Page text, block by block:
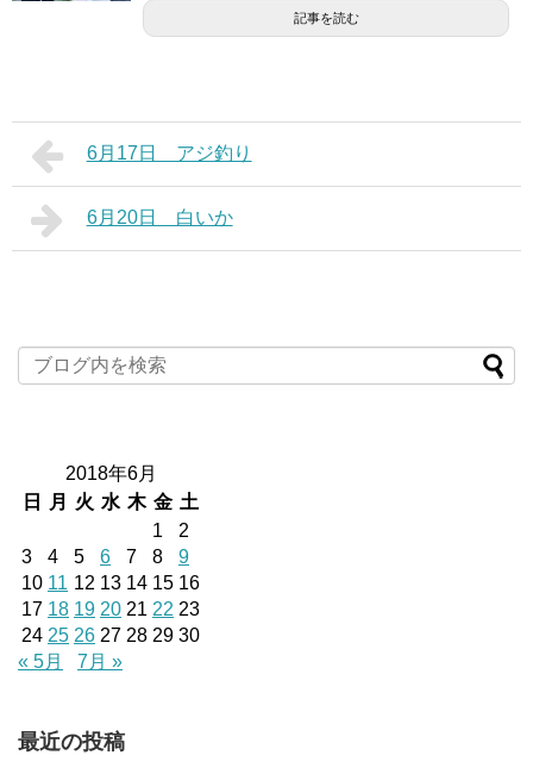
記事を読む
6月17日 アジ釣り
6月20日 白いか
2018年6月
日
月 火 水 木 金 土
1
2
3
4 5 6 7 8
9
10 11 12 13 14 15 16
17 18 19 20 21 22 23
24 25 26 27 28 29 30
« 5月
7月 »
最近の投稿